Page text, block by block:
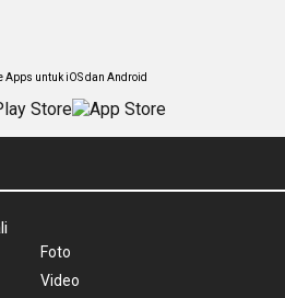
Apps untuk iOS dan Android
Foto
Video